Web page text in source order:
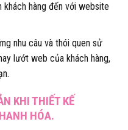
hàng đến với website
nhu câu và thói quen sử
lướt web của khách hàng,
KHI THIẾT KẾ
HÓA.